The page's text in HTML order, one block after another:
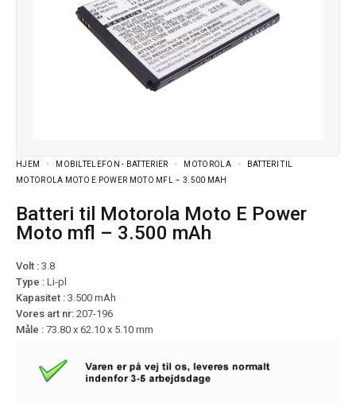
HJEM MOBILTELEFON - BATTERIER MOTOROLA
BATTERI TIL
MOTOROLA MOTO E POWER MOTO MFL – 3.500 MAH
Batteri til Motorola Moto E Power
Moto mfl – 3.500 mAh
Volt : 3.8
Type : Li-pl
Kapasitet : 3.500 mAh
Vores art nr: 207-196
Måle : 73.80 x 62.10 x 5.10 mm